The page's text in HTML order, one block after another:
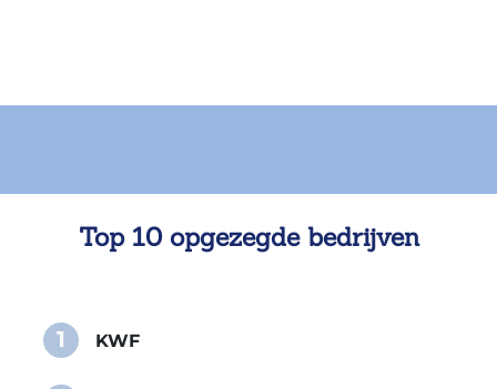
Top 10 opgezegde bedrijven
1 KWF